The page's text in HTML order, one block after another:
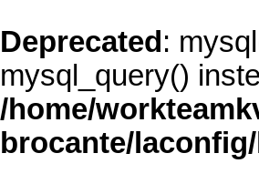
Deprecated :
mysql_query()
/home/
brocante/